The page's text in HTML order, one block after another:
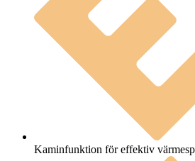
Kaminfunktion för effektiv